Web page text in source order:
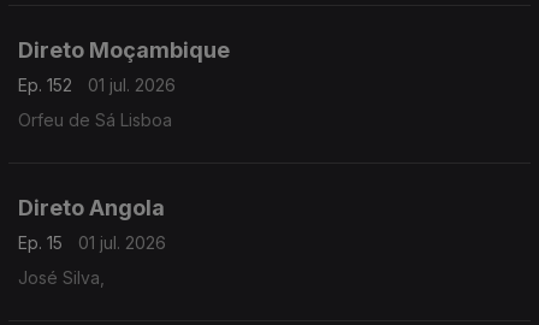
Direto Moçambique
Ep. 152
01 jul. 2026
Orfeu de Sá Lisboa
Direto Angola
Ep. 15
01 jul. 2026
José Silva,